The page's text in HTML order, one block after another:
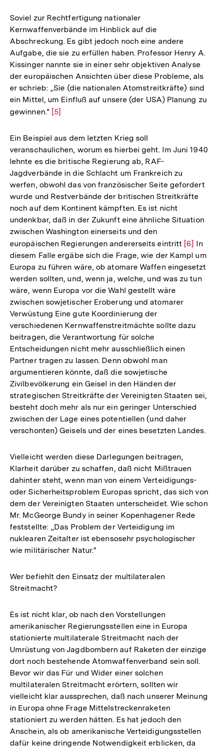
Soviel zur Rechtfertigung nationaler
Kernwaffenverbände im Hinblick auf die
Abschreckung. Es gibt jedoch noch eine andere
Aufgabe, die sie zu erfüllen haben. Professor Henry A.
Kissinger nannte sie in einer sehr objektiven Analyse
der europäischen Ansichten über diese Probleme, als
er schrieb: „Sie (die nationalen Atomstreitkräfte) sind
ein Mittel, um Einfluß auf unsere (der USA) Planung zu
gewinnen." Zur
der
Fußnote
[5]
Ein Beispiel aus dem letzten Krieg soll
veranschaulichen, worum es hierbei geht. Im Juni 1940
lehnte es die britische Regierung ab, RAF-
Jagdverbände in die Schlacht um Frankreich zu
werfen, obwohl das von französischer Seite gefordert
wurde und Restverbände der britischen Streitkräfte
noch auf dem Kontinent kämpften. Es ist nicht
undenkbar, daß in der Zukunft eine ähnliche Situation
zwischen Washington einerseits und den
europäischen Regierungen andererseits eintritt Zur
der
Fußnote
[6] In
diesem Falle ergäbe sich die Frage, wie der Kampl um
Europa zu führen wäre, ob atomare Waffen eingesetzt
werden sollten, und, wenn ja, welche, und was zu tun
wäre, wenn Europa vor die Wahl gestellt wäre
zwischen sowjetischer Eroberung und atomarer
Verwüstung Eine gute Koordinierung der
verschiedenen Kernwaffenstreitmächte sollte dazu
beitragen, die Verantwortung für solche
Entscheidungen nicht mehr ausschließlich einen
Partner tragen zu lassen. Denn obwohl man
argumentieren könnte, daß die sowjetische
Zivilbevölkerung ein Geisel in den Händen der
strategischen Streitkräfte der Vereinigten Staaten sei,
besteht doch mehr als nur ein geringer Unterschied
zwischen der Lage eines potentiellen (und daher
verschonten) Geisels und der eines besetzten Landes.
Vielleicht werden diese Darlegungen beitragen,
Klarheit darüber zu schaffen, daß nicht Mißtrauen
dahinter steht, wenn man von einem Verteidigungs-
oder Sicherheitsproblem Europas spricht, das sich von
dem der Vereinigten Staaten unterscheidet. Wie schon
Mr. McGeorge Bundy in seiner Kopenhagener Rede
feststellte: „Das Problem der Verteidigung im
nuklearen Zeitalter ist ebensosehr psychologischer
wie militärischer Natur."
Wer befiehlt den Einsatz der multilateralen
Streitmacht?
Es ist nicht klar, ob nach den Vorstellungen
amerikanischer Regierungsstellen eine in Europa
stationierte multilaterale Streitmacht nach der
Umrüstung von Jagdbombern auf Raketen der einzige
dort noch bestehende Atomwaffenverband sein soll.
Bevor wir das Für und Wider einer solchen
multilateralen Streitmacht erörtern, sollten wir
vielleicht klar aussprechen, daß nach unserer Meinung
in Europa ohne Frage Mittelstreckenraketen
stationiert zu werden hätten. Es hat jedoch den
Anschein, als ob amerikanische Verteidigungsstellen
dafür keine dringende Notwendigkeit erblicken, da